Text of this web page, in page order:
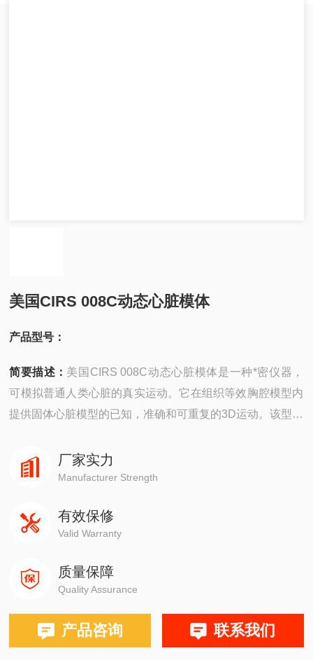
美国CIRS 008C动态心脏模体
产品型号：
简要描述： 美国CIRS 008C动态心脏模体是一种*密仪器，
可模拟普通人类心脏的真实运动。它在组织等效胸腔模型内
提供固体心脏模型的已知，准确和可重复的3D运动。该型号
号选通的综合图像分析工具。
厂家实力
Manufacturer Strength
有效保修
Valid Warranty
质量保障
Quality Assurance
产品咨询 联系我们